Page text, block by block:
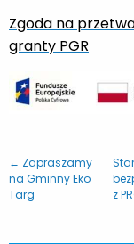
Zgoda na
granty PGR
← Zapraszamy
na Gminny Eko
Targ
z